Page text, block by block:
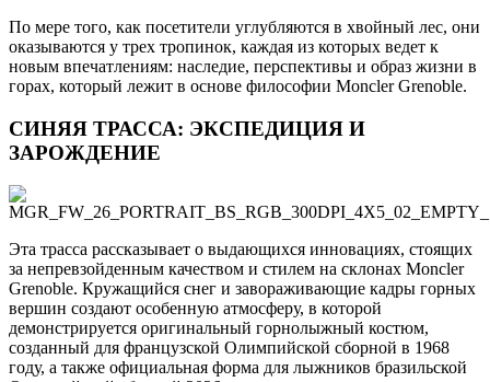
По мере того, как посетители углубляются в хвойный лес, они
оказываются у трех тропинок, каждая из которых ведет к
новым впечатлениям: наследие, перспективы и образ жизни в
горах, который лежит в основе философии Moncler Grenoble.
СИНЯЯ ТРАССА: ЭКСПЕДИЦИЯ И
ЗАРОЖДЕНИЕ
Эта трасса рассказывает о выдающихся инновациях, стоящих
за непревзойденным качеством и стилем на склонах Moncler
Grenoble. Кружащийся снег и завораживающие кадры горных
вершин создают особенную атмосферу, в которой
демонстрируется оригинальный горнолыжный костюм,
созданный для французской Олимпийской сборной в 1968
году, а также официальная форма для лыжников бразильской